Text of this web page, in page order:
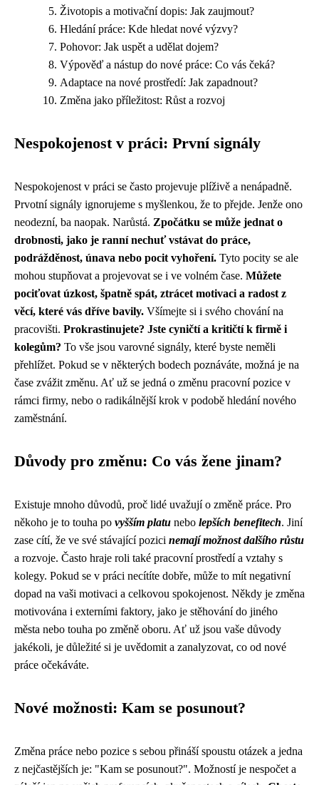
Životopis a motivační dopis: Jak zaujmout?
Hledání práce: Kde hledat nové výzvy?
Pohovor: Jak uspět a udělat dojem?
Výpověď a nástup do nové práce: Co vás čeká?
Adaptace na nové prostředí: Jak zapadnout?
Změna jako příležitost: Růst a rozvoj
Nespokojenost v práci: První signály
Nespokojenost v práci se často projevuje plíživě a nenápadně.
Prvotní signály ignorujeme s myšlenkou, že to přejde. Jenže ono
neodezní, ba naopak. Narůstá. Zpočátku se může jednat o
drobnosti, jako je ranní nechuť vstávat do práce,
podrážděnost, únava nebo pocit vyhoření. Tyto pocity se ale
mohou stupňovat a projevovat se i ve volném čase. Můžete
pociťovat úzkost, špatně spát, ztrácet motivaci a radost z
věcí, které vás dříve bavily. Všímejte si i svého chování na
pracovišti. Prokrastinujete? Jste cyničtí a kritičtí k firmě i
kolegům? To vše jsou varovné signály, které byste neměli
přehlížet. Pokud se v některých bodech poznáváte, možná je na
čase zvážit změnu. Ať už se jedná o změnu pracovní pozice v
rámci firmy, nebo o radikálnější krok v podobě hledání nového
zaměstnání.
Důvody pro změnu: Co vás žene jinam?
Existuje mnoho důvodů, proč lidé uvažují o změně práce. Pro
někoho je to touha po vyšším platu nebo lepších benefitech. Jiní
zase cítí, že ve své stávající pozici nemají možnost dalšího růstu
a rozvoje. Často hraje roli také pracovní prostředí a vztahy s
kolegy. Pokud se v práci necítíte dobře, může to mít negativní
dopad na vaši motivaci a celkovou spokojenost. Někdy je změna
motivována i externími faktory, jako je stěhování do jiného
města nebo touha po změně oboru. Ať už jsou vaše důvody
jakékoli, je důležité si je uvědomit a zanalyzovat, co od nové
práce očekáváte.
Nové možnosti: Kam se posunout?
Změna práce nebo pozice s sebou přináší spoustu otázek a jedna
z nejčastějších je: "Kam se posunout?". Možností je nespočet a